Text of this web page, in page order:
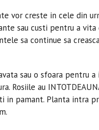
vor creste in cele din
sau custi pentru a vita
sa continue sa
sau o sfoara pentru
Rosiile au
in pamant. Planta intra